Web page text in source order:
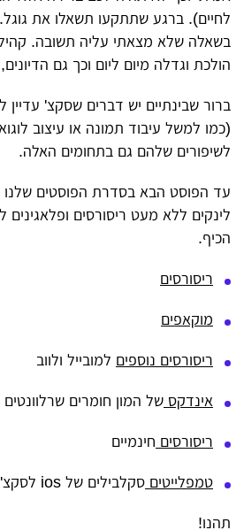
לחיים). ברגע שתתקעו תשאלו את
בשאלה שלא מצאתי עליה תשובה.
הולכת וגדלה מיום ליום וכך גם
ברור שבינתיים יש דברים שסקצ' עדיין
(כמו למשל עיבוד תמונה או עיצוב
לשיפורים שלהם גם בתחומים האלה.
עד הפוסט הבא בסדרת הפוסטים
לינקים ללא מעט ריסורסים
הכיף.
ריסורסים
מוקאפים
ריסורסים נוספים למובייל ולווב
אינדקס של המון חומרים
ריסורסים חינמיים
טמפלייטים סקלבילים של ios לסקצ'
תהנו!